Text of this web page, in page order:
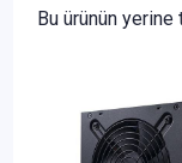
Bu ürünün